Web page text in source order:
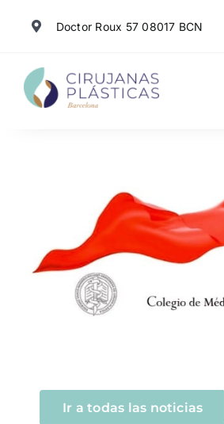
Doctor Roux 57 08017 BCN
Ir a todas las noticias